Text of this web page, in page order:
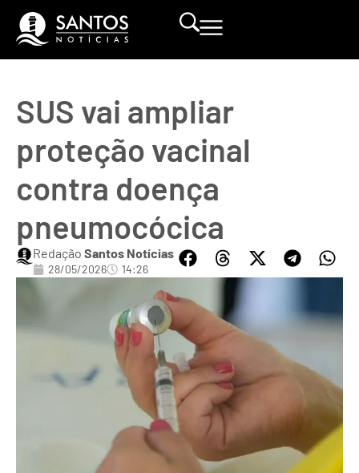
SUS vai ampliar
proteção vacinal
contra doença
pneumocócica
Redação Santos Notícias
28/05/2026 14:26